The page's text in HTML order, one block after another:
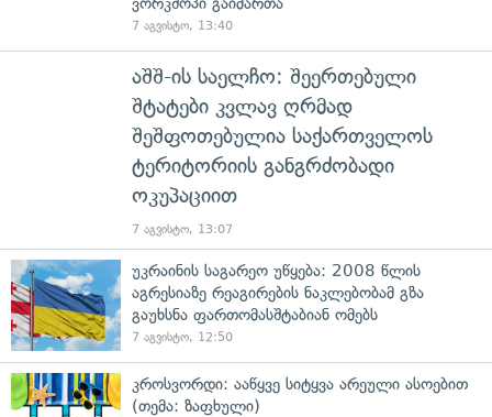
7 აგვისტო, 13:40
აშშ-ის საელჩო: შეერთებული
შტატები კვლავ ღრმად
შეშფოთებულია საქართველოს
ტერიტორიის განგრძობადი
ოკუპაციით
7 აგვისტო, 13:07
უკრაინის საგარეო უწყება: 2008 წლის
აგრესიაზე რეაგირების ნაკლებობამ გზა
გაუხსნა ფართომასშტაბიან ომებს
7 აგვისტო, 12:50
კროსვორდი: ააწყვე სიტყვა არეული ასოებით
(თემა: ზაფხული)